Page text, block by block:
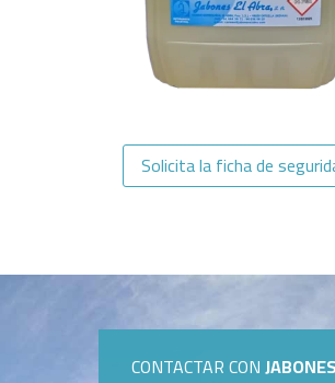
Solicita la ficha de
CONTACTAR CON